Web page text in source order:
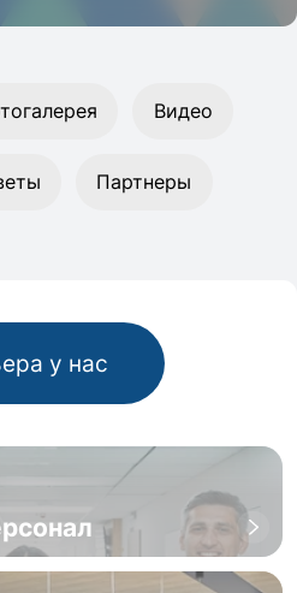
Видео
Партнеры
у нас